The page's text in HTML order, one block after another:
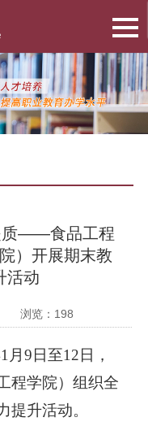
质——食品工程
）开展期末教
活动
浏览： 198
月9日至12日，
程学院）组织全
提升活动。